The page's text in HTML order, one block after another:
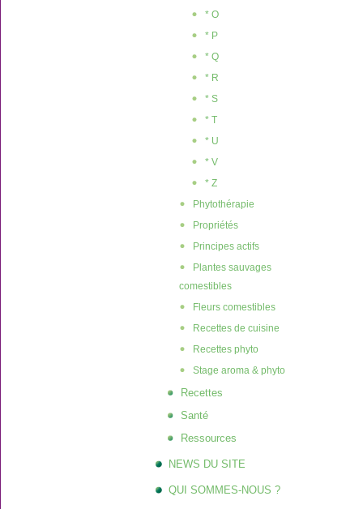
* O
* P
* Q
* R
* S
* T
* U
* V
* Z
Phytothérapie
Propriétés
Principes actifs
Plantes sauvages
comestibles
Fleurs comestibles
Recettes de cuisine
Recettes phyto
Stage aroma & phyto
Recettes
Santé
Ressources
NEWS DU SITE
QUI SOMMES-NOUS ?